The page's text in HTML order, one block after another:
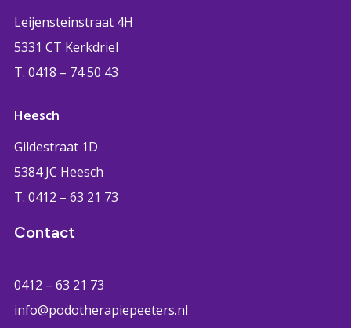
Leijensteinstraat 4H
5331 CT Kerkdriel
T. 0418 – 74 50 43
Heesch
Gildestraat 1D
5384 JC Heesch
T. 0412 – 63 21 73
Contact
0412 – 63 21 73
info@podotherapiepeeters.nl